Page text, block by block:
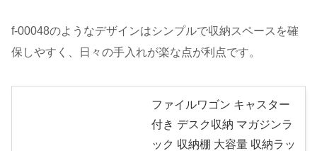
f-00048のようなデザインはシンプルで収納スペースを確
保しやすく、日々の手入れが楽な点が利点です。
ファイルワゴン キャスター
付き デスク収納 マガジンラ
ック 収納棚 大容量 収納ラッ